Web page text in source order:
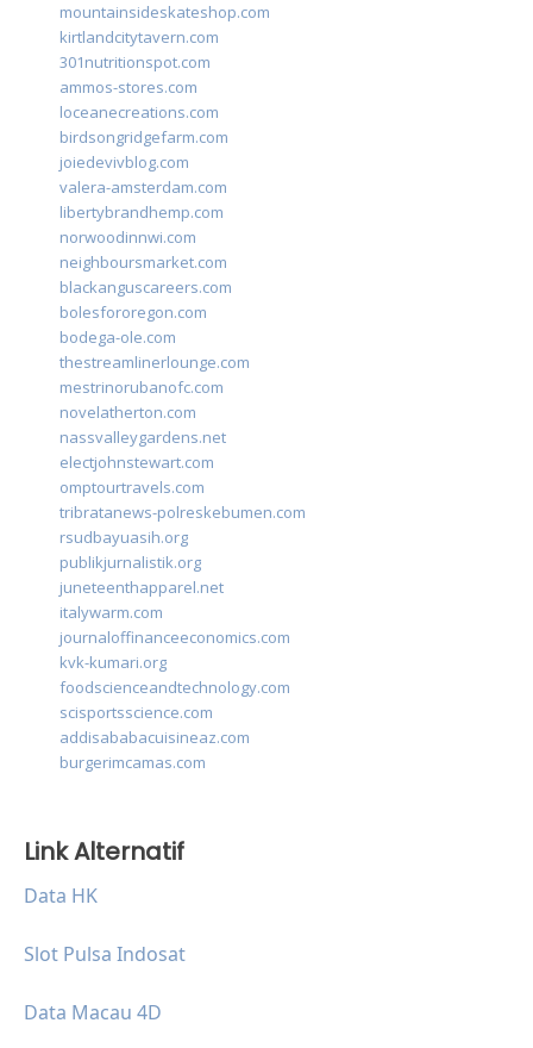
mountainsideskateshop.com
kirtlandcitytavern.com
301nutritionspot.com
ammos-stores.com
loceanecreations.com
birdsongridgefarm.com
joiedevivblog.com
valera-amsterdam.com
libertybrandhemp.com
norwoodinnwi.com
neighboursmarket.com
blackanguscareers.com
bolesfororegon.com
bodega-ole.com
thestreamlinerlounge.com
mestrinorubanofc.com
novelatherton.com
nassvalleygardens.net
electjohnstewart.com
omptourtravels.com
tribratanews-polreskebumen.com
rsudbayuasih.org
publikjurnalistik.org
juneteenthapparel.net
italywarm.com
journaloffinanceeconomics.com
kvk-kumari.org
foodscienceandtechnology.com
scisportsscience.com
addisababacuisineaz.com
burgerimcamas.com
Link Alternatif
Data HK
Slot Pulsa Indosat
Data Macau 4D